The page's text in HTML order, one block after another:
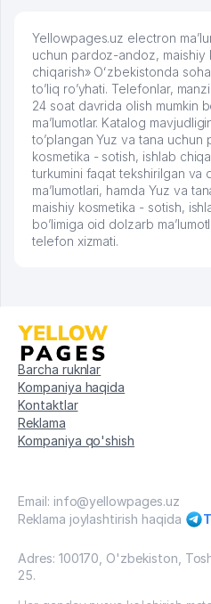
Yellowpages.uz electron
uchun pardoz-andoz, maishiy
chiqarish» Oʻzbekistonda
to’liq ro’yhati. Telefonlar,
24 soat davrida olish mumkin
ma’lumotlar. Katalog
to’plangan Yuz va tana
kosmetika - sotish, ishlab
turkumini faqat tekshirilgan va
ma’lumotlari, hamda Yuz va
maishiy kosmetika - sotish,
bo’limiga oid dolzarb
telefon xizmati.
Barcha ruknlar
Kompaniya haqida
Kontaktlar
Reklama
Kompaniya qo'shish
Email: info@yellowpages.uz
Reklama joylashtirish haqida
Adres: 100170, O'zbekiston,
25.